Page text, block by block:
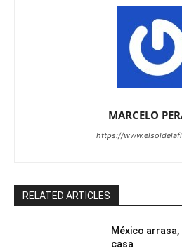
MARCELO
https://
RELATED ARTICLES
México
casa